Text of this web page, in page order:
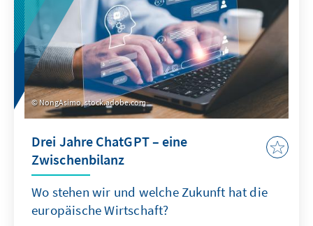
NongAsimo, stock.adobe.com
Drei Jahre ChatGPT – eine
Zwischenbilanz
Wo stehen wir und welche Zukunft hat die
europäische Wirtschaft?